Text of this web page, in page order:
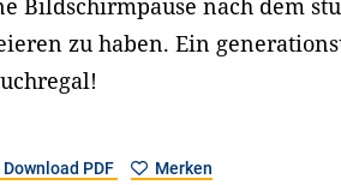
Bildschirmpause nach dem
zu haben. Ein
Download PDF Merken